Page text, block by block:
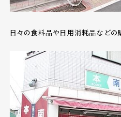
日々の食料品や日用消耗品など